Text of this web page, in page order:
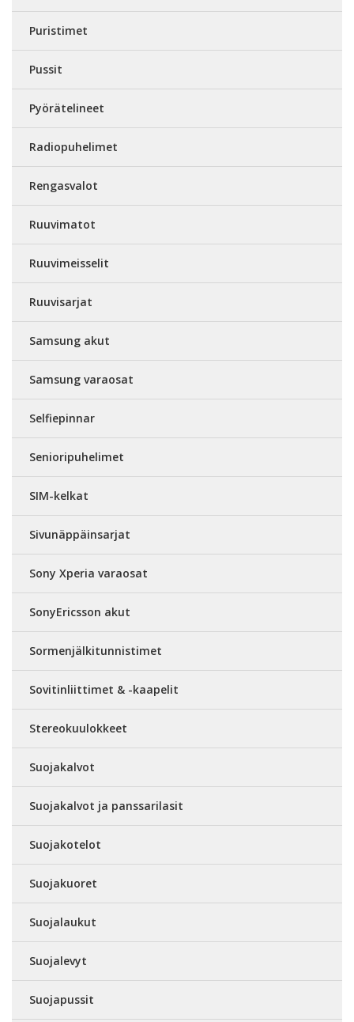
Puristimet
Pussit
Pyörätelineet
Radiopuhelimet
Rengasvalot
Ruuvimatot
Ruuvimeisselit
Ruuvisarjat
Samsung akut
Samsung varaosat
Selfiepinnar
Senioripuhelimet
SIM-kelkat
Sivunäppäinsarjat
Sony Xperia varaosat
SonyEricsson akut
Sormenjälkitunnistimet
Sovitinliittimet & -kaapelit
Stereokuulokkeet
Suojakalvot
Suojakalvot ja panssarilasit
Suojakotelot
Suojakuoret
Suojalaukut
Suojalevyt
Suojapussit